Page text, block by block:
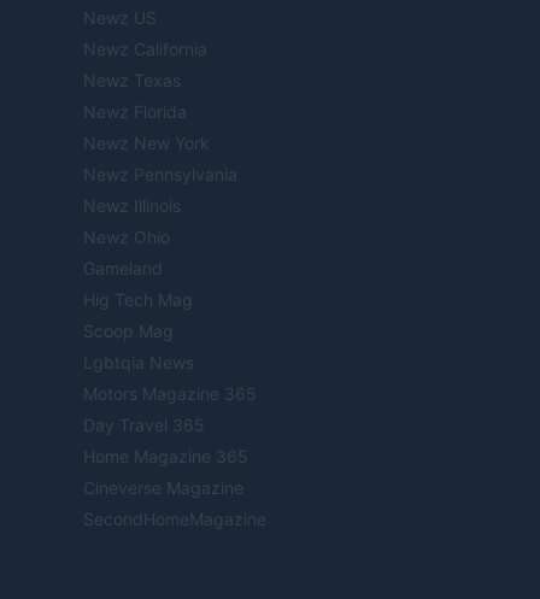
Newz US
Newz California
Newz Texas
Newz Florida
Newz New York
Newz Pennsylvania
Newz Illinois
Newz Ohio
Gameland
Hig Tech Mag
Scoop Mag
Lgbtqia News
Motors Magazine 365
Day Travel 365
Home Magazine 365
Cineverse Magazine
SecondHomeMagazine